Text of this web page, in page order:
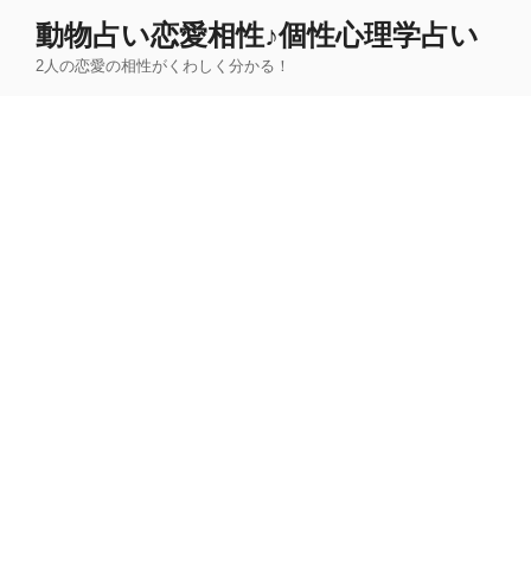
動物占い恋愛相性♪個性心理学占い
2人の恋愛の相性がくわしく分かる！